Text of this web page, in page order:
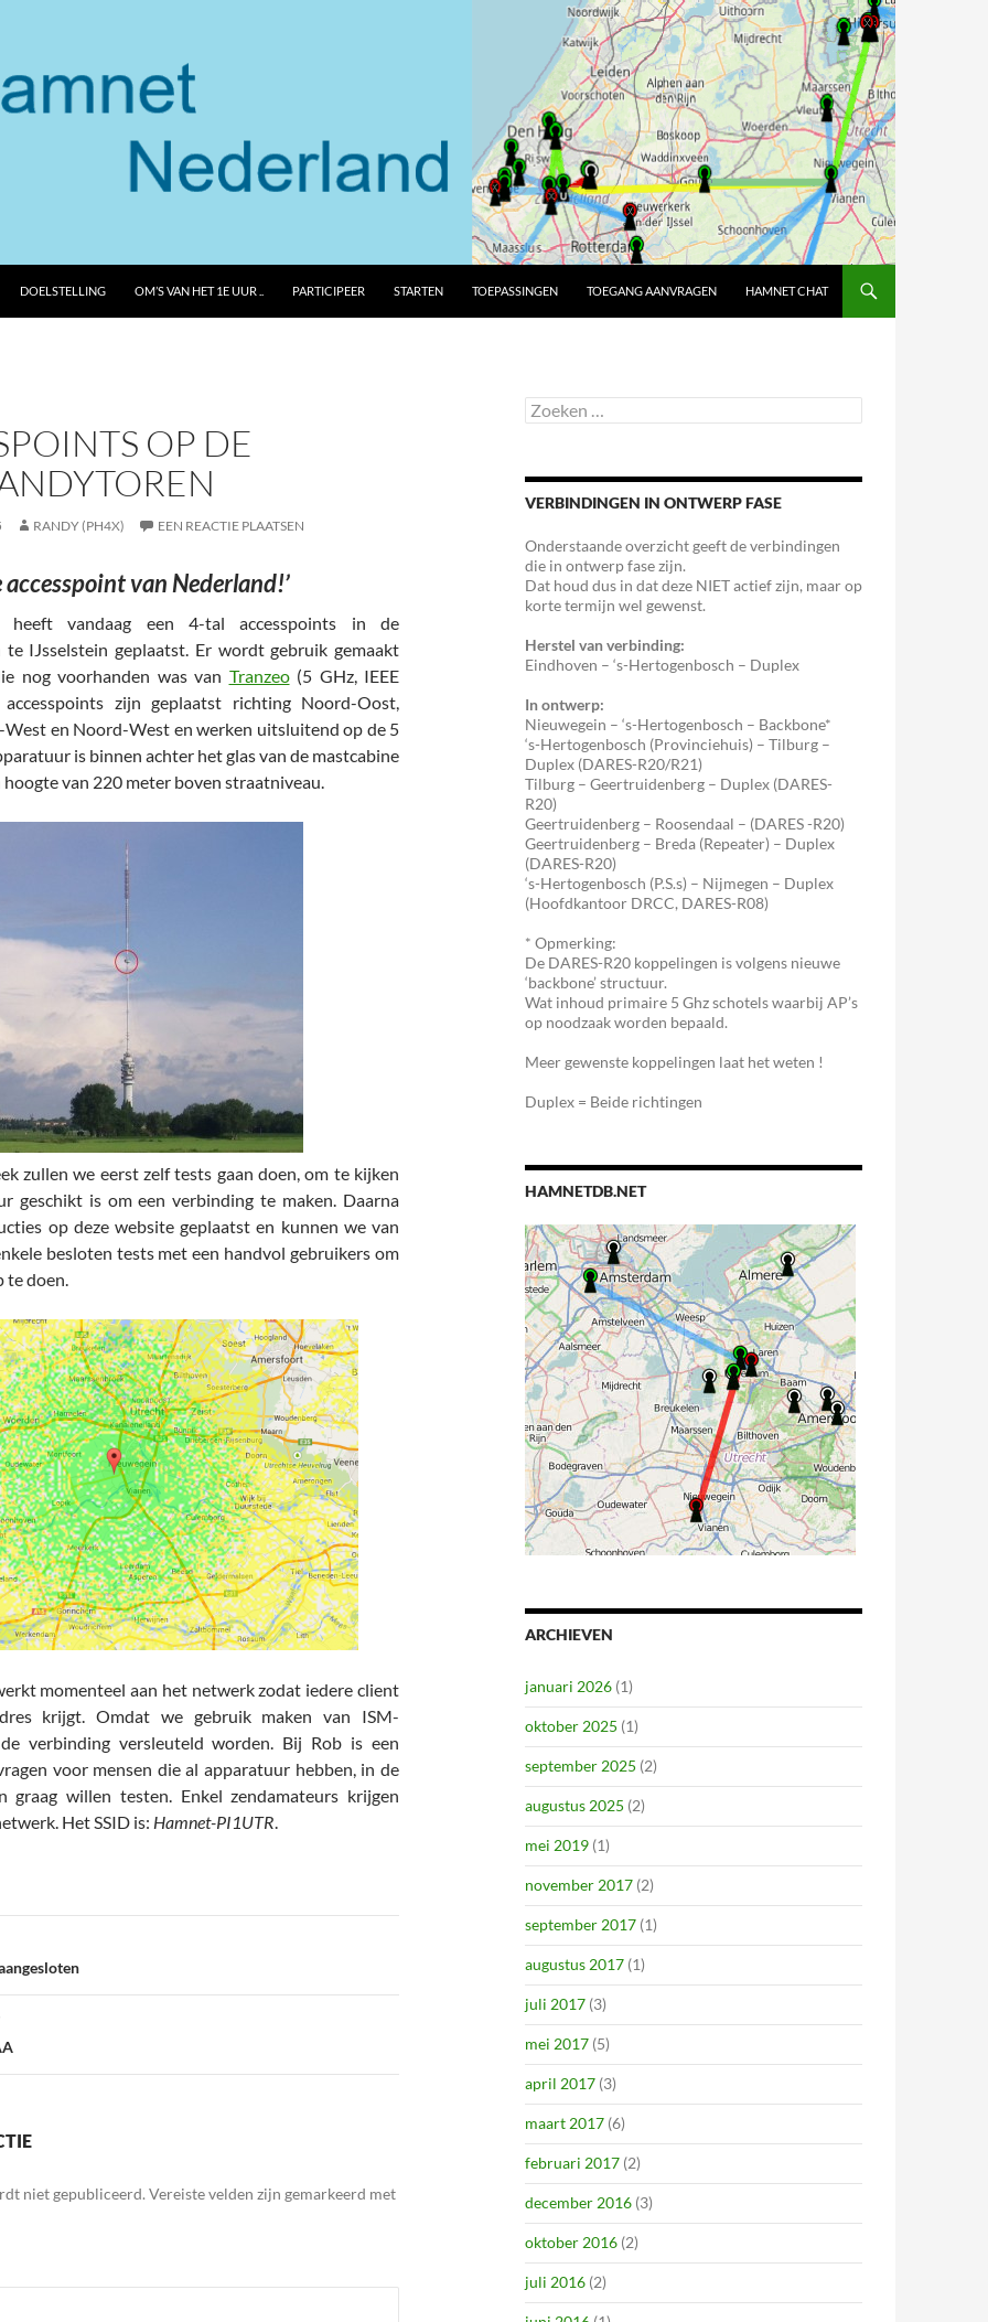
DOELSTELLING OM’S VAN HET 1E UUR .. PARTICIPEER STARTEN TOEPASSINGEN TOEGANG AANVRAGEN HAMNET CHAT
OP DE
RANDY (PH4X) EEN REACTIE PLAATSEN
accesspoint van Nederland!’
heeft vandaag een 4-tal accesspoints in de
IJsselstein geplaatst. Er wordt gebruik gemaakt
nog voorhanden was van Tranzeo(5 GHz, IEEE
accesspoints zijn geplaatst richting Noord-Oost,
en Noord-West en werken uitsluitend op de 5
is binnen achter het glas van de mastcabine
hoogte van 220 meter boven straatniveau.
zullen we eerst zelf tests gaan doen, om te kijken
geschikt is om een verbinding te maken. Daarna
op deze website geplaatst en kunnen we van
besloten tests met een handvol gebruikers om
te doen.
momenteel aan het netwerk zodat iedere client
krijgt. Omdat we gebruik maken van ISM-
verbinding versleuteld worden. Bij Rob is een
voor mensen die al apparatuur hebben, in de
graag willen testen. Enkel zendamateurs krijgen
Het SSID is: Hamnet-PI1UTR.
niet gepubliceerd. Vereiste velden zijn gemarkeerd met
Zoeken
naar:
VERBINDINGEN IN ONTWERP FASE
Onderstaande overzicht geeft de verbindingen
die in ontwerp fase zijn.
Dat houd dus in dat deze NIET actief zijn, maar op
korte termijn wel gewenst.
Herstel van verbinding:
Eindhoven – ‘s-Hertogenbosch – Duplex
In ontwerp:
Nieuwegein – ‘s-Hertogenbosch – Backbone*
‘s-Hertogenbosch (Provinciehuis) – Tilburg –
Duplex (DARES-R20/R21)
Tilburg – Geertruidenberg – Duplex (DARES-
R20)
Geertruidenberg – Roosendaal – (DARES -R20)
Geertruidenberg – Breda (Repeater) – Duplex
(DARES-R20)
‘s-Hertogenbosch (P.S.s) – Nijmegen – Duplex
(Hoofdkantoor DRCC, DARES-R08)
* Opmerking:
De DARES-R20 koppelingen is volgens nieuwe
‘backbone’ structuur.
Wat inhoud primaire 5 Ghz schotels waarbij AP’s
op noodzaak worden bepaald.
Meer gewenste koppelingen laat het weten !
Duplex = Beide richtingen
HAMNETDB.NET
ARCHIEVEN
januari 2026 (1)
oktober 2025 (1)
september 2025 (2)
augustus 2025 (2)
mei 2019 (1)
november 2017 (2)
september 2017 (1)
augustus 2017 (1)
juli 2017 (3)
mei 2017 (5)
april 2017 (3)
maart 2017 (6)
februari 2017 (2)
december 2016 (3)
oktober 2016 (2)
juli 2016 (2)